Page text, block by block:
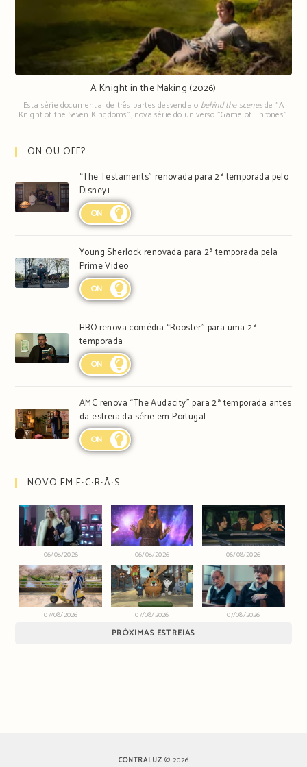
A Knight in the Making (2026)
Esta série documental de três partes desvenda o behind the scenesde "A
Knight of the Seven Kingdoms", nova série do universo "Game of Thrones".
ON OU OFF?
“The Testaments” renovada para 2ª temporada pelo
Disney+
ON
Young Sherlock renovada para 2ª temporada pela
Prime Video
ON
HBO renova comédia “Rooster” para uma 2ª
temporada
ON
AMC renova “The Audacity” para 2ª temporada antes
da estreia da série em Portugal
ON
NOVO EM E∙C∙R∙Ã∙S
06/08/2026 06/08/2026 06/08/2026
07/08/2026 07/08/2026 07/08/2026
PRÓXIMAS ESTREIAS
CONTRALUZ © 2026